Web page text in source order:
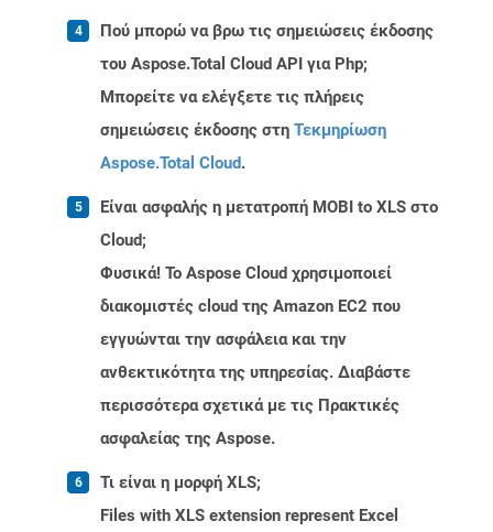
Πού μπορώ να βρω τις σημειώσεις έκδοσης
του Aspose.Total Cloud API για Php;
Μπορείτε να ελέγξετε τις πλήρεις
σημειώσεις έκδοσης στη Τεκμηρίωση
Aspose.Total Cloud.
Είναι ασφαλής η μετατροπή MOBI to XLS στο
Cloud;
Φυσικά! Το Aspose Cloud χρησιμοποιεί
διακομιστές cloud της Amazon EC2 που
εγγυώνται την ασφάλεια και την
ανθεκτικότητα της υπηρεσίας. Διαβάστε
περισσότερα σχετικά με τις Πρακτικές
ασφαλείας της Aspose.
Τι είναι η μορφή XLS;
Files with XLS extension represent Excel